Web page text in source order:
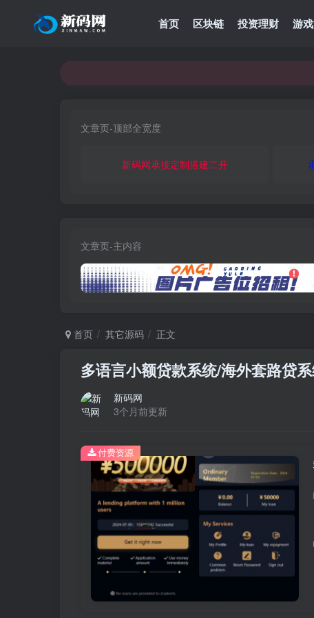
首页 区块链 投资理财 游
文章页-顶部全宽度
新码网承接定制搭建二开
文章页-主内容
首页 其它源码 正文
多语言小额贷款系统/海外套路贷
新码网
3个月前更新
付费资源